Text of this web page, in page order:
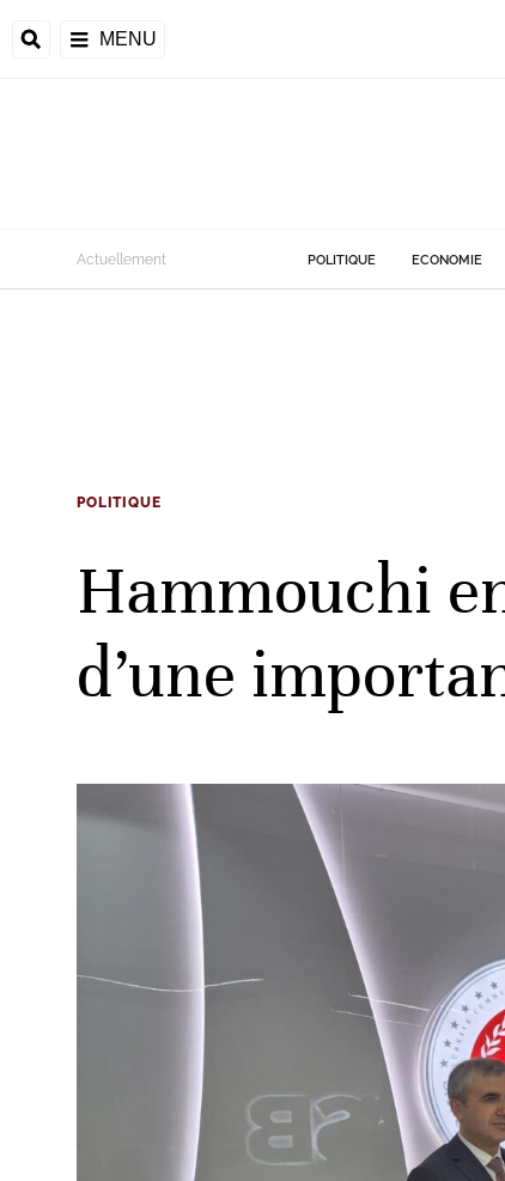
MENU
Actuellement POLITIQUE ECONOMIE
POLITIQUE
Hammouchi
d’une